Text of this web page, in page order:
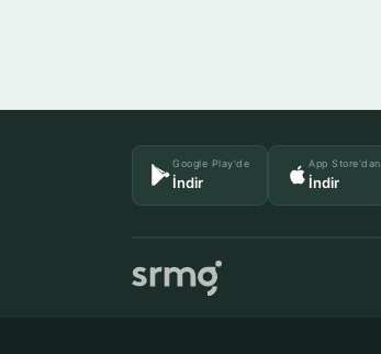
Google Play'de
İndir
App Store'dan
İndir